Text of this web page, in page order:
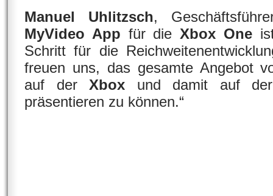
Manuel Uhlitzsch,
MyVideo App für die Xbox Oneist
Schritt für die
freuen uns, das gesamte Angebot
auf der Xbox und damit auf der
präsentieren zu können.“